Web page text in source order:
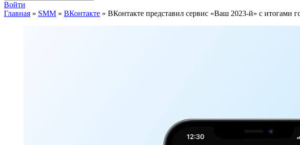
Войти
Главная » SMM » ВКонтакте » ВКонтакте представил сервис «Ваш 2023-й» с итогами